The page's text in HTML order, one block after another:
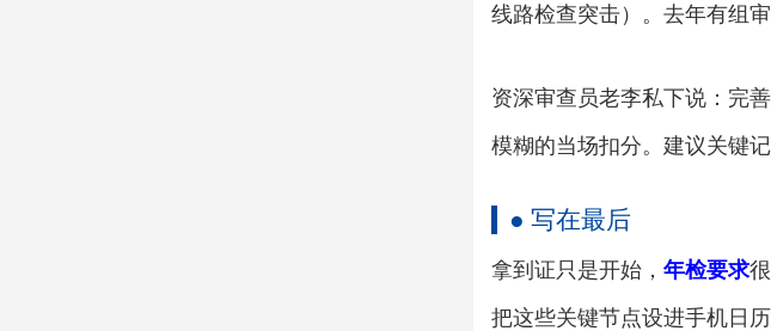
线路检查突击）。去年有组
资深审查员老李私下说：完
模糊的当场扣分。建议关键
● 写在最后
拿到证只是开始， 年检要求
把这些关键节点设进手机日